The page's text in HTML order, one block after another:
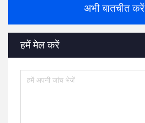
अभी बातचीत करें
हमें मेल करें